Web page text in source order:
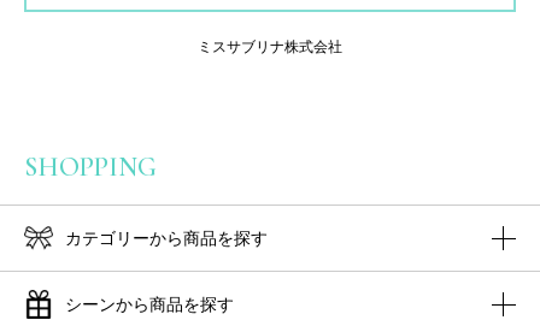
ミスサブリナ株式会社
SHOPPING
カテゴリーから商品を探す
シーンから商品を探す